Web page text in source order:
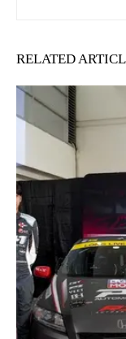
RELATED